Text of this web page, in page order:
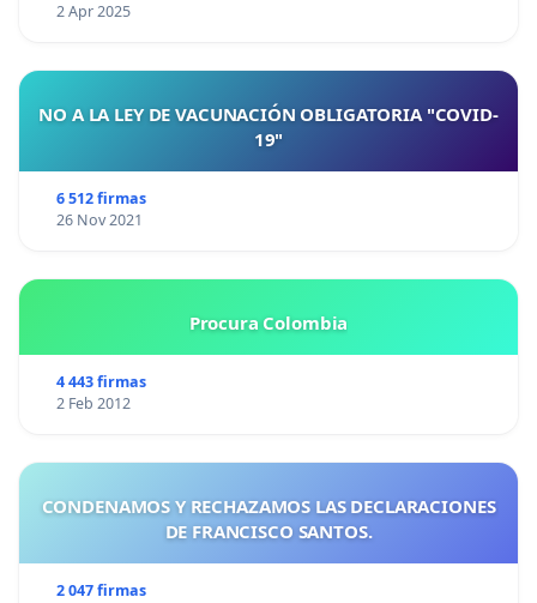
2 Apr 2025
NO A LA LEY DE VACUNACIÓN OBLIGATORIA "COVID-
19"
6 512 firmas
26 Nov 2021
Procura Colombia
4 443 firmas
2 Feb 2012
CONDENAMOS Y RECHAZAMOS LAS DECLARACIONES
DE FRANCISCO SANTOS.
2 047 firmas